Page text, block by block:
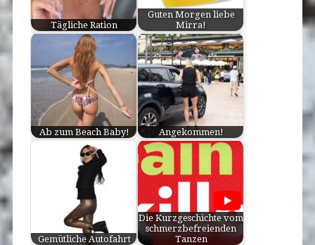
Tägliche Ration
Guten Morgen liebe
Mirra!
Ab zum Beach Baby! Angekommen!
Gemütliche Autofahrt
Die Kurzgeschichte vom
schmerzbefreienden
Tanzen